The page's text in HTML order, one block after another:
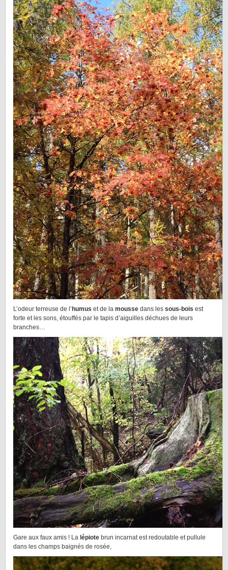
L’odeur terreuse de l’ humus et de la mousse dans les sous-bois est
forte et les sons, étouffés par le tapis d’aiguilles déchues de leurs
branches…
Gare aux faux amis ! La lépiote brun incarnat est redoutable et pullule
dans les champs baignés de rosée,